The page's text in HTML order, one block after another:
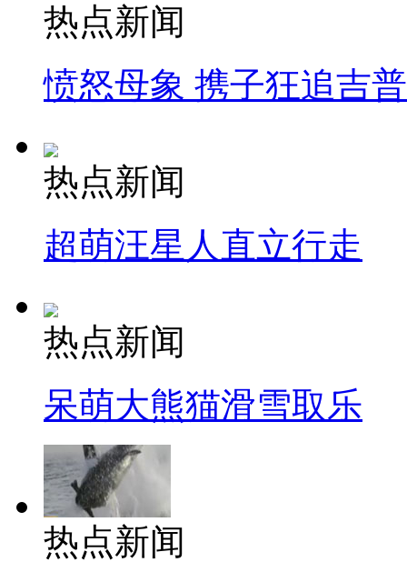
热点新闻
愤怒母象 携子狂追吉
热点新闻
超萌汪星人直立行走
热点新闻
呆萌大熊猫滑雪取乐
热点新闻